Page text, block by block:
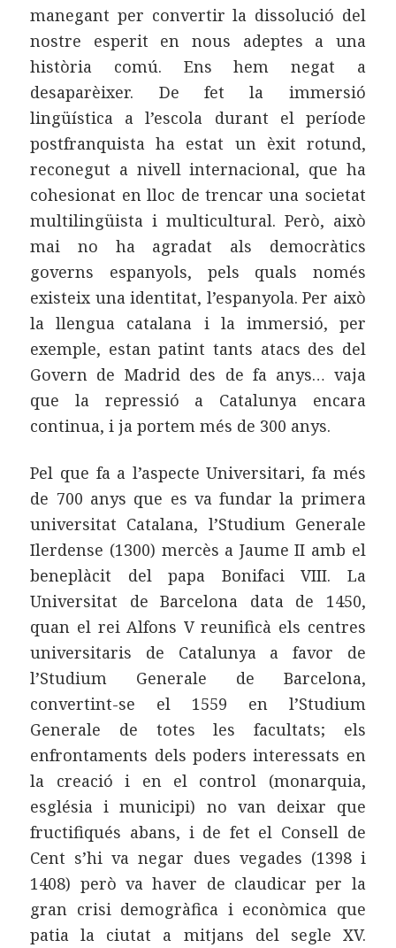
manegant per convertir la dissolució del
nostre esperit en nous adeptes a una
història comú. Ens hem negat a
desaparèixer. De fet la immersió
lingüística a l’escola durant el període
postfranquista ha estat un èxit rotund,
reconegut a nivell internacional, que ha
cohesionat en lloc de trencar una societat
multilingüista i multicultural. Però, això
mai no ha agradat als democràtics
governs espanyols, pels quals només
existeix una identitat, l’espanyola. Per això
la llengua catalana i la immersió, per
exemple, estan patint tants atacs des del
Govern de Madrid des de fa anys… vaja
que la repressió a Catalunya encara
continua, i ja portem més de 300 anys.
Pel que fa a l’aspecte Universitari, fa més
de 700 anys que es va fundar la primera
universitat Catalana, l’Studium Generale
Ilerdense (1300) mercès a Jaume II amb el
beneplàcit del papa Bonifaci VIII. La
Universitat de Barcelona data de 1450,
quan el rei Alfons V reunificà els centres
universitaris de Catalunya a favor de
l’Studium Generale de Barcelona,
convertint-se el 1559 en l’Studium
Generale de totes les facultats; els
enfrontaments dels poders interessats en
la creació i en el control (monarquia,
església i municipi) no van deixar que
fructifiqués abans, i de fet el Consell de
Cent s’hi va negar dues vegades (1398 i
1408) però va haver de claudicar per la
gran crisi demogràfica i econòmica que
patia la ciutat a mitjans del segle XV.